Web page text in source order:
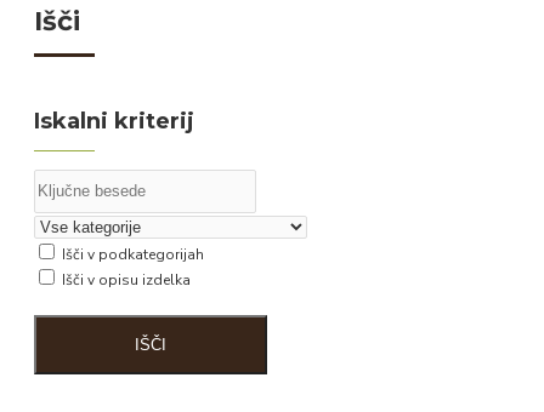
Išči
Iskalni kriterij
Išči v podkategorijah
Išči v opisu izdelka
IŠČI